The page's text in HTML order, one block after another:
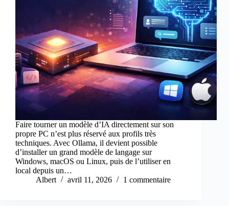
Faire tourner un modèle d’IA directement sur son
propre PC n’est plus réservé aux profils très
techniques. Avec Ollama, il devient possible
d’installer un grand modèle de langage sur
Windows, macOS ou Linux, puis de l’utiliser en
local depuis un…
Albert
avril 11, 2026 1 commentaire